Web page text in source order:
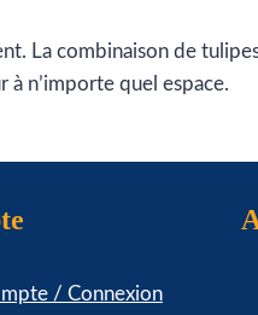
La combinaison de
à n’importe quel espace.
/ Connexion